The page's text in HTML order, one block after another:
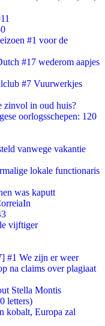
#1 voor de
#17 wederom aapjes
#7 Vuurwerkjes
zinvol in oud huis?
oorlogsschepen: 120
vanwege vakantie
lokale functionaris
was kaputt
vijftiger
#1 We zijn er weer
na claims over plagiaat
Stella Montis
letters)
kobalt, Europa zal